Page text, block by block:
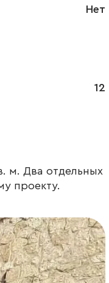
Нет
12
м. Два отдельных
проекту.